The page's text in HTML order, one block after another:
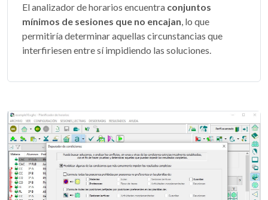
El analizador de horarios encuentra conjuntos
mínimos de sesiones que no encajan , lo que
permitiría determinar aquellas circunstancias que
interfiriesen entre sí impidiendo las soluciones.